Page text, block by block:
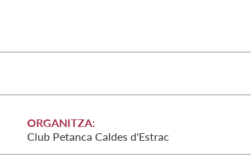
ORGANITZA:
Club Petanca Caldes d'Estrac